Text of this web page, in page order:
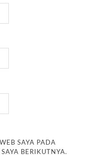
SAYA PADA
BERIKUTNYA.